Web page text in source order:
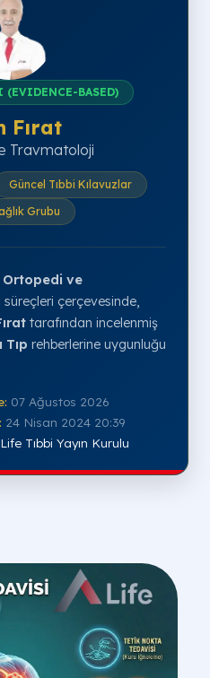
BASED)
Fırat
Travmatoloji
Güncel Tıbbi Kılavuzlar
Grubu
Ortopedi ve
süreçleri çerçevesinde,
tarafından incelenmiş
Tıp rehberlerine uygunluğu
07 Ağustos 2026
24 Nisan 2024 20:39
Tıbbi Yayın Kurulu